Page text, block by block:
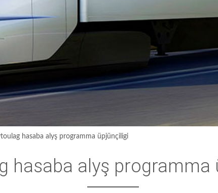
hasaba alyş programma üpjünçiligi
hasaba alyş programma